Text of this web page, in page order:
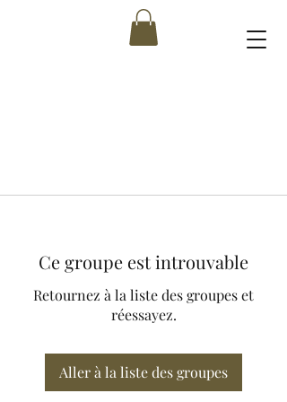
Ce groupe est introuvable
Retournez à la liste des groupes et
réessayez.
Aller à la liste des groupes